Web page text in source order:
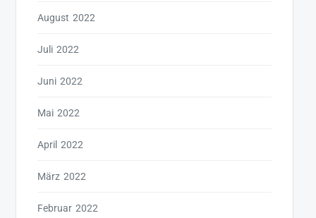
August 2022
Juli 2022
Juni 2022
Mai 2022
April 2022
März 2022
Februar 2022